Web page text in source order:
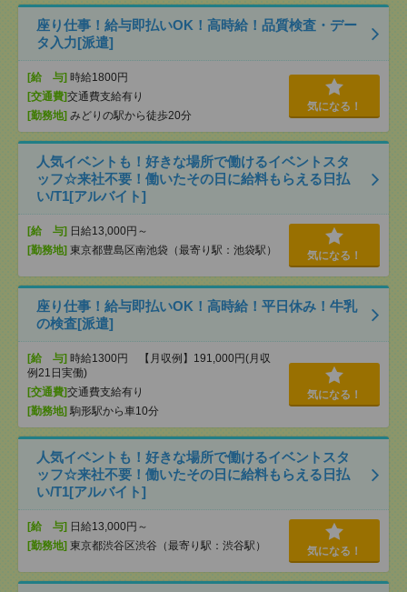
座り仕事！給与即払いOK！高時給！品質検査・デー
タ入力[派遣]
[給 与] 時給1800円
[交通費]交通費支給有り
[勤務地] みどりの駅から徒歩20分
気になる！
人気イベントも！好きな場所で働けるイベントスタ
ッフ☆来社不要！働いたその日に給料もらえる日払
い/T1[アルバイト]
[給 与] 日給13,000円～
[勤務地] 東京都豊島区南池袋（最寄り駅：池袋駅） 気になる！
座り仕事！給与即払いOK！高時給！平日休み！牛乳
の検査[派遣]
[給 与] 時給1300円 【月収例】191,000円(月収
例21日実働)
[交通費]交通費支給有り
[勤務地] 駒形駅から車10分
気になる！
人気イベントも！好きな場所で働けるイベントスタ
ッフ☆来社不要！働いたその日に給料もらえる日払
い/T1[アルバイト]
[給 与] 日給13,000円～
[勤務地] 東京都渋谷区渋谷（最寄り駅：渋谷駅） 気になる！